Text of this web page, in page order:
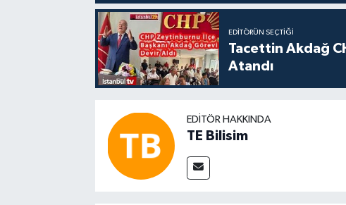
EDITÖRÜN SEÇTIĞI
Tacettin Akdağ
Atandı
EDITÖR HAKKINDA
TE Bilisim